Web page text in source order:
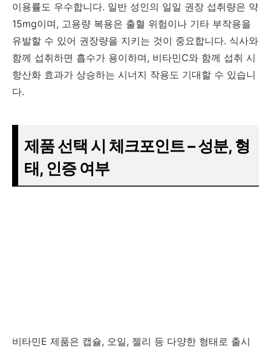
이용률도 우수합니다. 일반 성인의 일일 권장 섭취량은 약
15mg이며, 고용량 복용은 출혈 위험이나 기타 부작용을
유발할 수 있어 권장량을 지키는 것이 중요합니다. 식사와
함께 섭취하면 흡수가 용이하며, 비타민C와 함께 섭취 시
항산화 효과가 상승하는 시너지 작용도 기대할 수 있습니
다.
제품 선택 시 체크포인트 – 성분, 형
태, 인증 여부
비타민E 제품은 캡슐, 오일, 젤리 등 다양한 형태로 출시